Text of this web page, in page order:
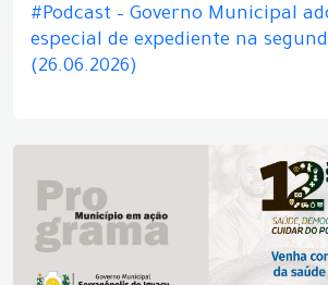
#Podcast – Governo Municipal
especial de expediente na
(26.06.2026)